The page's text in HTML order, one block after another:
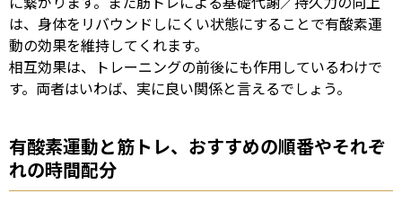
は、身体をリバウンドしにくい状態にすることで有酸素運
動の効果を維持してくれます。
相互効果は、トレーニングの前後にも作用しているわけで
す。両者はいわば、実に良い関係と言えるでしょう。
有酸素運動と筋トレ、おすすめの順番やそれぞ
れの時間配分